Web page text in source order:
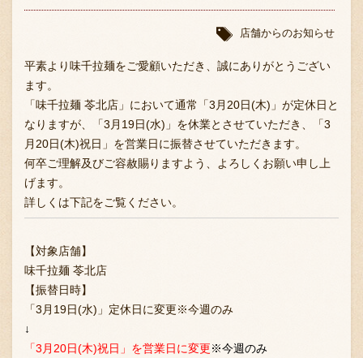
店舗からのお知らせ
平素より味千拉麺をご愛顧いただき、誠にありがとうござい
ます。
「味千拉麺 苓北店」において通常「3月20日(木)」が定休日と
なりますが、「3月19日(水)」を休業とさせていただき、「3
月20日(木)祝日」を営業日に振替させていただきます。
何卒ご理解及びご容赦賜りますよう、よろしくお願い申し上
げます。
詳しくは下記をご覧ください。
【対象店舗】
味千拉麺 苓北店
【振替日時】
「3月19日(水)」定休日に変更※今週のみ
↓
「3月20日(木)祝日」を営業日に変更※今週のみ